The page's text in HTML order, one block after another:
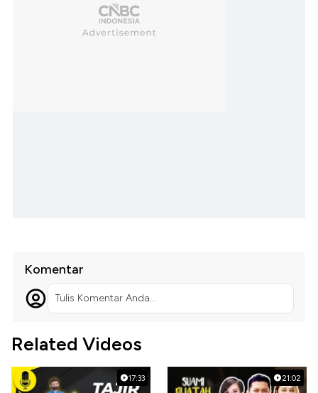
Komentar
Tulis Komentar Anda...
Related Videos
17:33 21:02